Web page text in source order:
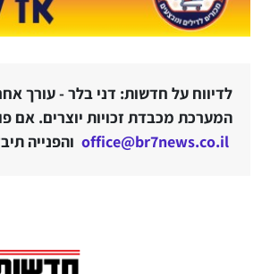
לדיווח על חדשות: דני בלר - עורך אחראי 052-
המערכת מכבדת זכויות יוצרים. אם
office@br7news.co.il והפנייה